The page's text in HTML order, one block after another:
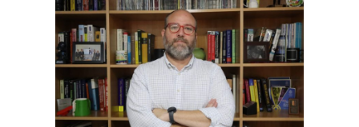
Carrasco
asiste
a
Radio
13C